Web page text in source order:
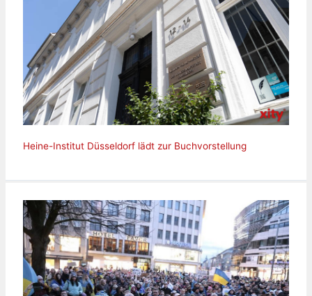
Heine-Institut Düsseldorf lädt zur Buchvorstellung